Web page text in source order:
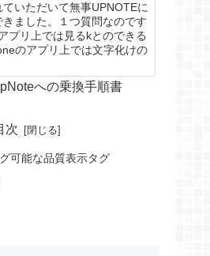
いただいて無事UPNOTEに
ました。１つ質問なのです
プリ上では見るkとのできる
のアプリ上では文字化けの
への乗換手順書
次
可能な品質表示タグ